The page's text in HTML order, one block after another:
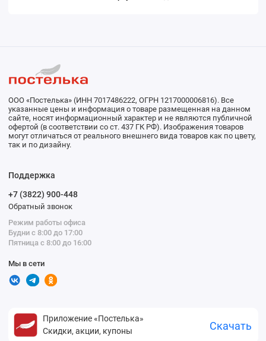
ООО «Постелька» (ИНН 7017486222, ОГРН 1217000006816). Все
указанные цены и информация о товаре размещенная на данном
сайте, носят информационный характер и не являются публичной
офертой (в соответствии со ст. 437 ГК РФ). Изображения товаров
могут отличаться от реального внешнего вида товаров как по цвету,
так и по дизайну.
Поддержка
+7 (3822) 900-448
Обратный звонок
Режим работы офиса
Будни с 8:00 до 17:00
Пятница с 8:00 до 16:00
Мы в сети
Приложение «Постелька»
Скидки, акции, купоны
Скачать